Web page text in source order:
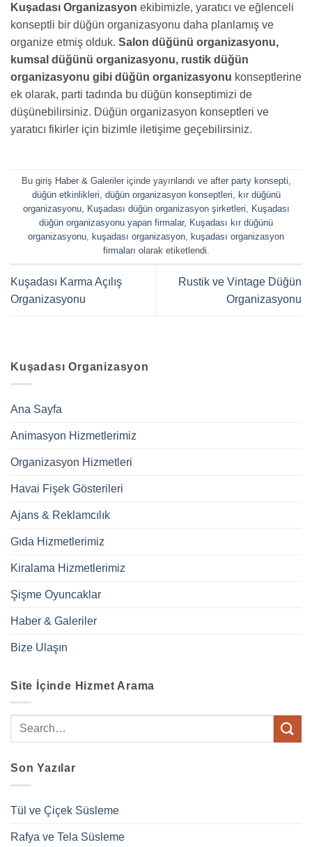
Kuşadası Organizasyon ekibimizle, yaratıcı ve eğlenceli
konseptli bir düğün organizasyonu daha planlamış ve
organize etmiş olduk. Salon düğünü organizasyonu,
kumsal düğünü organizasyonu, rustik düğün
organizasyonu gibi düğün organizasyonu konseptlerine
ek olarak, parti tadında bu düğün konseptimizi de
düşünebilirsiniz. Düğün organizasyon konseptleri ve
yaratıcı fikirler için bizimle iletişime geçebilirsiniz.
Bu giriş Haber & Galerileriçinde yayınlandı ve after party konsepti
düğün etkinlikleri düğün organizasyon konseptleri
kır düğünü
organizasyonu, Kuşadası düğün organizasyon şirketleri
Kuşadası
düğün organizasyonu yapan firmalar, Kuşadası kır düğünü
organizasyonu
kuşadası organizasyon
kuşadası organizasyon
firmaları olarak etiketlendi.
Kuşadası Karma Açılış
Organizasyonu
Rustik ve Vintage Düğün
Organizasyonu
Kuşadası Organizasyon
Ana Sayfa
Animasyon Hizmetlerimiz
Organizasyon Hizmetleri
Havai Fişek Gösterileri
Ajans & Reklamcılık
Gıda Hizmetlerimiz
Kiralama Hizmetlerimiz
Şişme Oyuncaklar
Haber & Galeriler
Bize Ulaşın
Site İçinde Hizmet Arama
Son Yazılar
Tül ve Çiçek Süsleme
Rafya ve Tela Süsleme